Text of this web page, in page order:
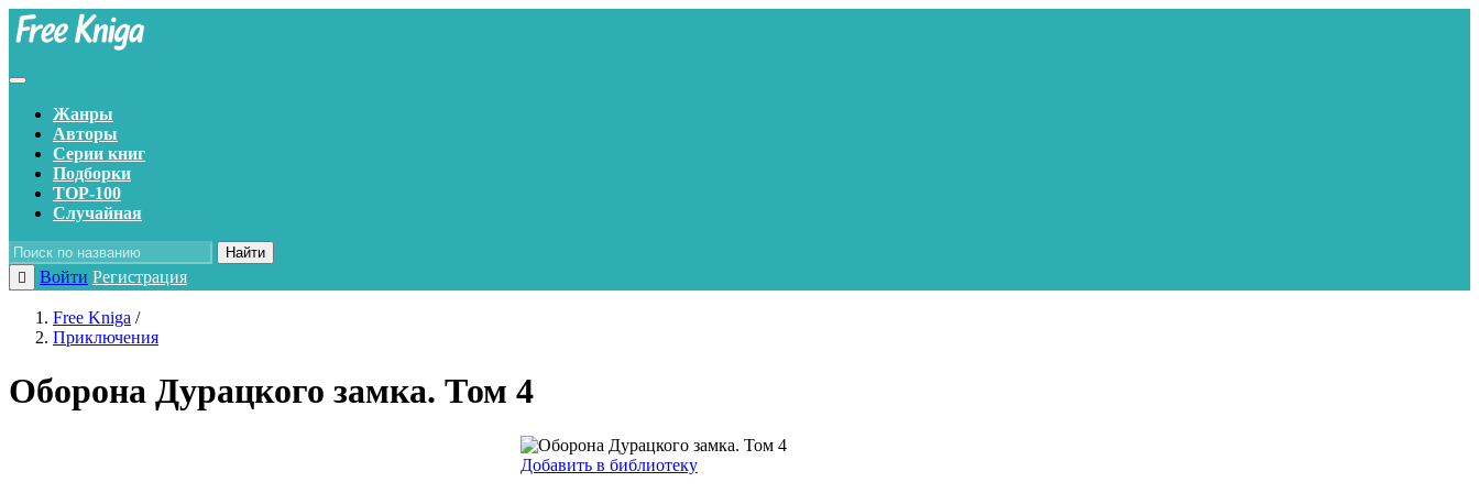
Жанры
Авторы
Серии книг
Подборки
TOP-100
Случайная
Найти
Войти Регистрация
Free Kniga /
Приключения
Оборона Дурацкого замка. Том 4
Добавить в библиотеку